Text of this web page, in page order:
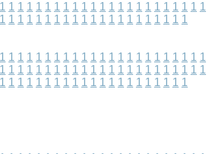
1 1 1 1 1 1 1 1 1 1 1 1 1 1 1 1 1 1 1 1 1 1 1
1 1 1 1 1 1 1 1 1 1 1 1 1 1 1 1 1 1 1 1 1
1 1 1 1 1 1 1 1 1 1 1 1 1 1 1 1 1 1 1 1 1 1 1
1 1 1 1 1 1 1 1 1 1 1 1 1 1 1 1 1 1 1 1 1 1 1
1 1 1 1 1 1 1 1 1 1 1 1 1 1 1 1 1 1 1 1 1